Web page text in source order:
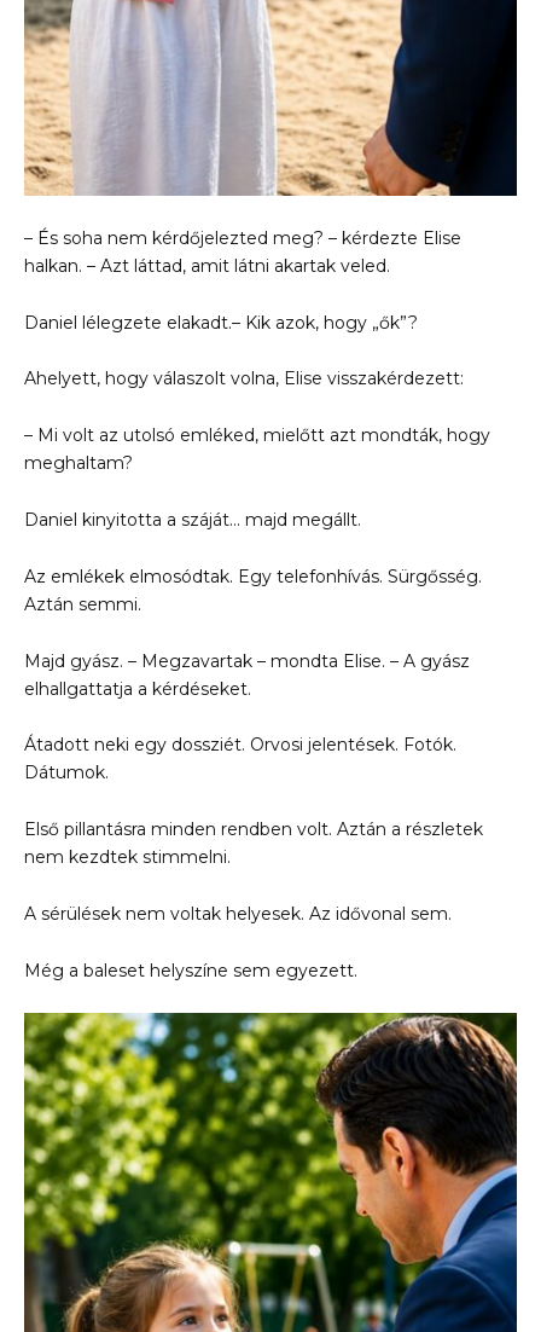
– És soha nem kérdőjelezted meg? – kérdezte Elise
halkan. – Azt láttad, amit látni akartak veled.
Daniel lélegzete elakadt.– Kik azok, hogy „ők”?
Ahelyett, hogy válaszolt volna, Elise visszakérdezett:
– Mi volt az utolsó emléked, mielőtt azt mondták, hogy
meghaltam?
Daniel kinyitotta a száját… majd megállt.
Az emlékek elmosódtak. Egy telefonhívás. Sürgősség.
Aztán semmi.
Majd gyász. – Megzavartak – mondta Elise. – A gyász
elhallgattatja a kérdéseket.
Átadott neki egy dossziét. Orvosi jelentések. Fotók.
Dátumok.
Első pillantásra minden rendben volt. Aztán a részletek
nem kezdtek stimmelni.
A sérülések nem voltak helyesek. Az idővonal sem.
Még a baleset helyszíne sem egyezett.